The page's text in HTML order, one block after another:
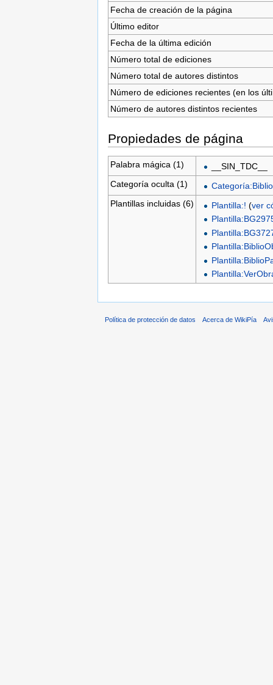
Fecha de creación de la página
Último editor
Fecha de la última edición
Número total de ediciones
Número total de autores distintos
Número de ediciones recientes (en los
Número de autores distintos recientes
Propiedades de página
Palabra mágica (1)
__SIN_TDC__
Categoría oculta (1)
Plantillas incluidas (6)
Plantilla:! (ver
Política de protección de datos Acerca de WikiPía